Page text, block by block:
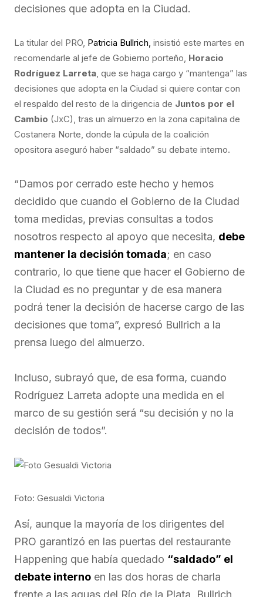
decisiones que adopta en la Ciudad.
La titular del PRO, Patricia Bullrich, insistió este martes en
recomendarle al jefe de Gobierno porteño, Horacio
Rodríguez Larreta, que se haga cargo y “mantenga” las
decisiones que adopta en la Ciudad si quiere contar con
el respaldo del resto de la dirigencia de Juntos por el
Cambio (JxC), tras un almuerzo en la zona capitalina de
Costanera Norte, donde la cúpula de la coalición
opositora aseguró haber “saldado” su debate interno.
“Damos por cerrado este hecho y hemos
decidido que cuando el Gobierno de la Ciudad
toma medidas, previas consultas a todos
nosotros respecto al apoyo que necesita, debe
mantener la decisión tomada; en caso
contrario, lo que tiene que hacer el Gobierno de
la Ciudad es no preguntar y de esa manera
podrá tener la decisión de hacerse cargo de las
decisiones que toma”, expresó Bullrich a la
prensa luego del almuerzo.
Incluso, subrayó que, de esa forma, cuando
Rodríguez Larreta adopte una medida en el
marco de su gestión será “su decisión y no la
decisión de todos”.
Foto: Gesualdi Victoria
Así, aunque la mayoría de los dirigentes del
PRO garantizó en las puertas del restaurante
Happening que había quedado “saldado” el
debate interno en las dos horas de charla
frente a las aguas del Río de la Plata, Bullrich